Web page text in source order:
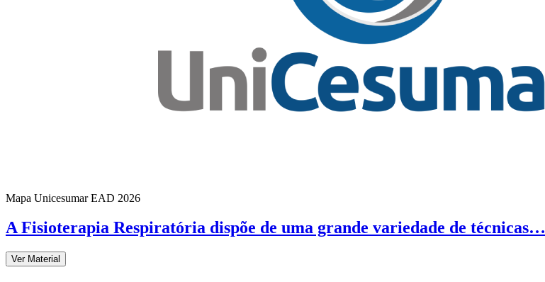
Mapa Unicesumar EAD 2026
A Fisioterapia Respiratória dispõe de uma grande variedade de técnicas…
Ver Material